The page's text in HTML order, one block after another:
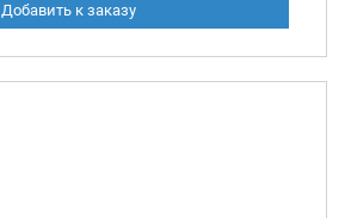
Добавить к заказу